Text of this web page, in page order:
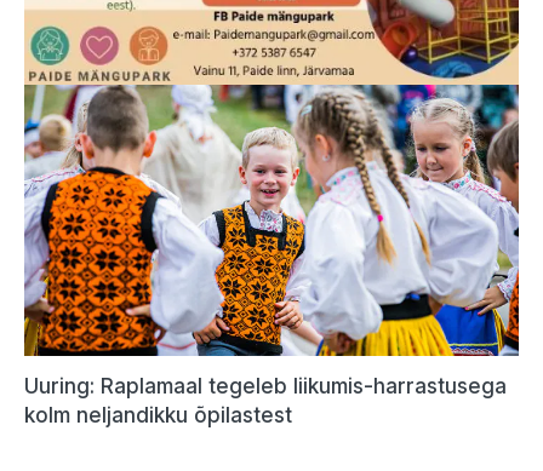
Uuring: Raplamaal tegeleb liikumis-harrastusega
kolm neljandikku õpilastest